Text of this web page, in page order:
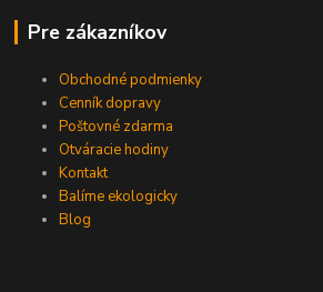
Pre zákazníkov
Obchodné podmienky
Cenník dopravy
Poštovné zdarma
Otváracie hodiny
Kontakt
Balíme ekologicky
Blog